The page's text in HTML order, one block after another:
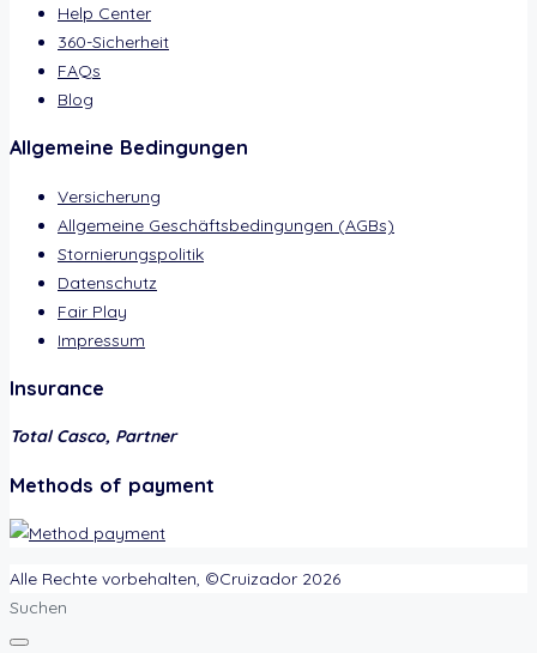
Help Center
360-Sicherheit
FAQs
Blog
Allgemeine Bedingungen
Versicherung
Allgemeine Geschäftsbedingungen (AGBs)
Stornierungspolitik
Datenschutz
Fair Play
Impressum
Insurance
Total Casco, Partner
Methods of payment
Alle Rechte vorbehalten, ©Cruizador 2026
Suchen